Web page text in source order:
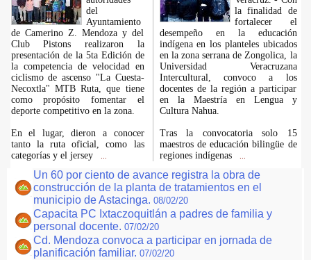
del
Ayuntamiento
de Camerino Z. Mendoza y del
Club Pistons realizaron la
presentación de la 5ta Edición de
la competencia de velocidad en
ciclismo de ascenso "La Cuesta-
Necoxtla" MTB Ruta, que tiene
como propósito fomentar el
deporte competitivo en la zona.
En el lugar, dieron a conocer
tanto la ruta oficial, como las
categorías y el jersey
la finalidad de
fortalecer el
desempeño en la educación
indígena en los planteles ubicados
en la zona serrana de Zongolica, la
Universidad Veracruzana
Intercultural, convoco a los
docentes de la región a participar
en la Maestría en Lengua y
Cultura Nahua.
Tras la convocatoria solo 15
maestros de educación bilingüe de
regiones indígenas
Un 60 por ciento de avance registra la obra de
construcción de la planta de tratamientos en el
municipio de Astacinga. 08/02/20
Capacita PC Ixtaczoquitlán a padres de familia y
personal docente. 07/02/20
Cd. Mendoza convoca a participar en jornada de
planificación familiar. 07/02/20